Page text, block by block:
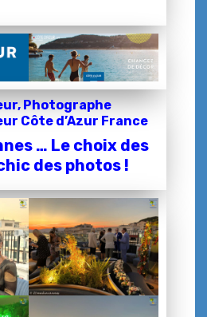
Photographe
Côte d’Azur France
… Le choix des
des photos !